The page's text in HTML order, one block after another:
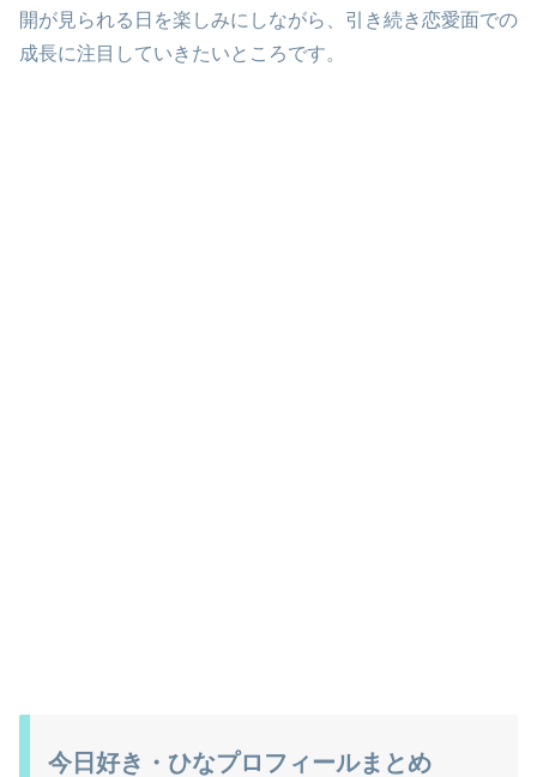
開が見られる日を楽しみにしながら、引き続き恋愛面での
成長に注目していきたいところです。
今日好き・ひなプロフィールまとめ